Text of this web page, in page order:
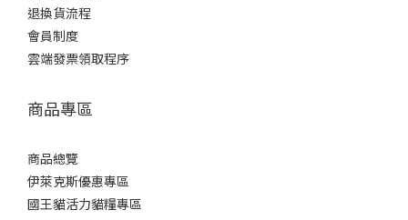
退換貨流程
會員制度
雲端發票領取程序
商品專區
商品總覽
伊萊克斯優惠專區
國王貓活力貓糧專區